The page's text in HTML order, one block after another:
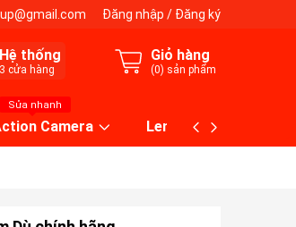
Đăng nhập / Đăng ký
Hệ thống
3 cửa hàng
Giỏ hàng
(0) sản phẩm
Sửa nhanh
Camera Lens máy ảnh